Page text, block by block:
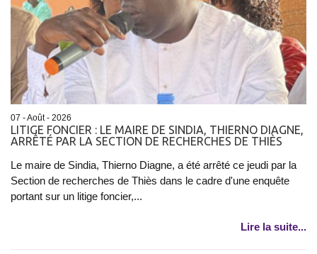
07 - Août - 2026
LITIGE FONCIER : LE MAIRE DE SINDIA, THIERNO DIAGNE,
ARRÊTÉ PAR LA SECTION DE RECHERCHES DE THIÈS
Le maire de Sindia, Thierno Diagne, a été arrêté ce jeudi par la
Section de recherches de Thiès dans le cadre d'une enquête
portant sur un litige foncier,...
Lire la suite...